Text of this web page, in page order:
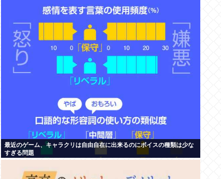
最近のゲーム、キャラクリは自由自在に出来るのにボイスの種類は少な
すぎる問題